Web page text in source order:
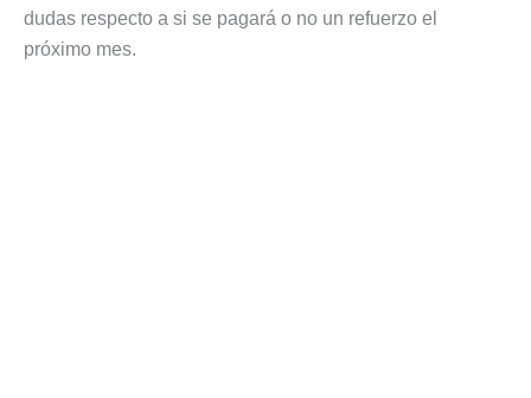
dudas respecto a si se pagará o no un refuerzo el
próximo mes.